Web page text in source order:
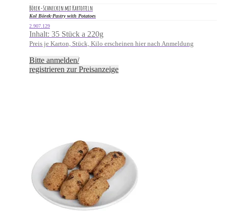
Börek-Schnecken mit Kartoffeln
Kol Börek-Pastry with Potatoes
2.907.129
Inhalt: 35 Stück a 220g
Preis je Karton, Stück, Kilo erscheinen hier nach Anmeldung
Bitte anmelden/
registrieren zur Preisanzeige